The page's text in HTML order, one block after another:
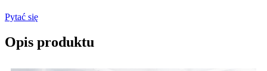
Pytać się
Opis produktu